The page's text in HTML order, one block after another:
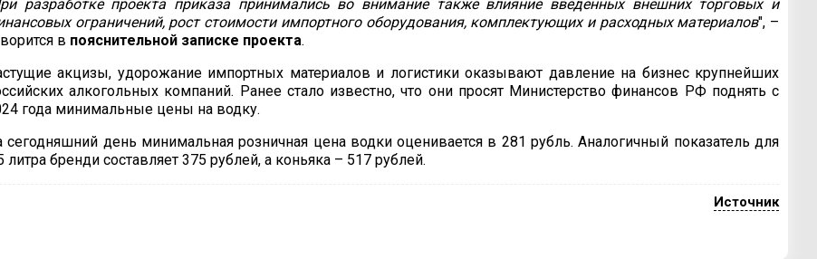
разработке проекта приказа принимались во внимание также влияние введенных внешних торговых и
ограничений, рост стоимости импортного оборудования, комплектующих и расходных материалов", –
в пояснительной записке проекта.
акцизы, удорожание импортных материалов и логистики оказывают давление на бизнес крупнейших
алкогольных компаний. Ранее стало известно, что они просят Министерство финансов РФ поднять с
года минимальные цены на водку.
сегодняшний день минимальная розничная цена водки оценивается в 281 рубль. Аналогичный показатель для
литра бренди составляет 375 рублей, а коньяка – 517 рублей.
Источник